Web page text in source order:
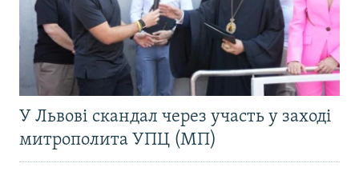
У Львові скандал через участь у заході
митрополита УПЦ (МП)